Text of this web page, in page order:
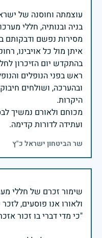
עוצמתה וחוסנה של
בניה ובנותיה, חללי
מסירות נפשם ודבקותם
בהתקדש יום הזיכרון
ראש בפני הנופלים
ובהערכה, ושולחים
מכוחם ולאורם נמשיך
ועתידה לדורות קדימה.
שר הביטחון ישראל כ"ץ
שימור זכרם של חללי